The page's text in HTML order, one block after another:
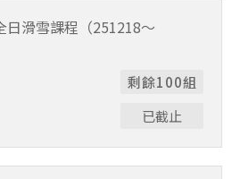
午休1小時）。
日滑雪課程（251218～
剩餘100組
已截止